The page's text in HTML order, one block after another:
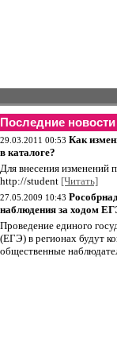
Последние
29.03.2011 00:53 Как
в каталоге?
Для внесения изменений
http://student [Читать]
27.05.2009 10:43
наблюдения за ходом
Проведение единого
(ЕГЭ) в регионах будут
общественные